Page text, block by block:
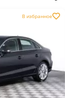
В избранное